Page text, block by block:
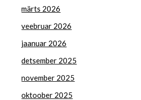
märts 2026
veebruar 2026
jaanuar 2026
detsember 2025
november 2025
oktoober 2025